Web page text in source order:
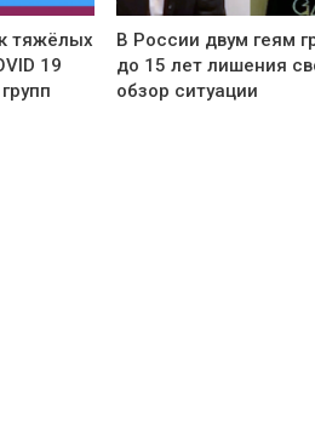
тяжёлых
19
В России двум геям
до 15 лет лишения
обзор ситуации